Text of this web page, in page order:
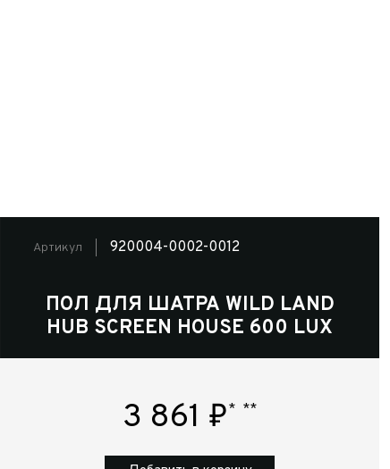
Артикул 920004-0002-0012
ПОЛ ДЛЯ ШАТРА WILD LAND
HUB SCREEN HOUSE 600 LUX
3 861 ₽* **